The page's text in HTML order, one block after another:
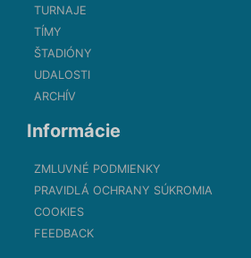
TURNAJE
TÍMY
ŠTADIÓNY
UDALOSTI
ARCHÍV
Informácie
ZMLUVNÉ PODMIENKY
PRAVIDLÁ OCHRANY SÚKROMIA
COOKIES
FEEDBACK